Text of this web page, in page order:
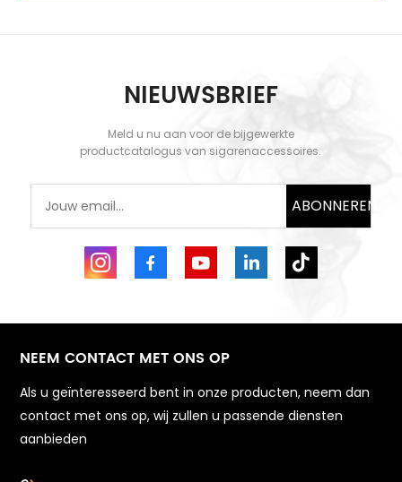
NIEUWSBRIEF
Meld u nu aan voor de bijgewerkte
productcatalogus van sigarenaccessoires.
ABONNEREN
NEEM CONTACT MET ONS OP
Als u geïnteresseerd bent in onze producten, neem dan
contact met ons op, wij zullen u passende diensten
aanbieden